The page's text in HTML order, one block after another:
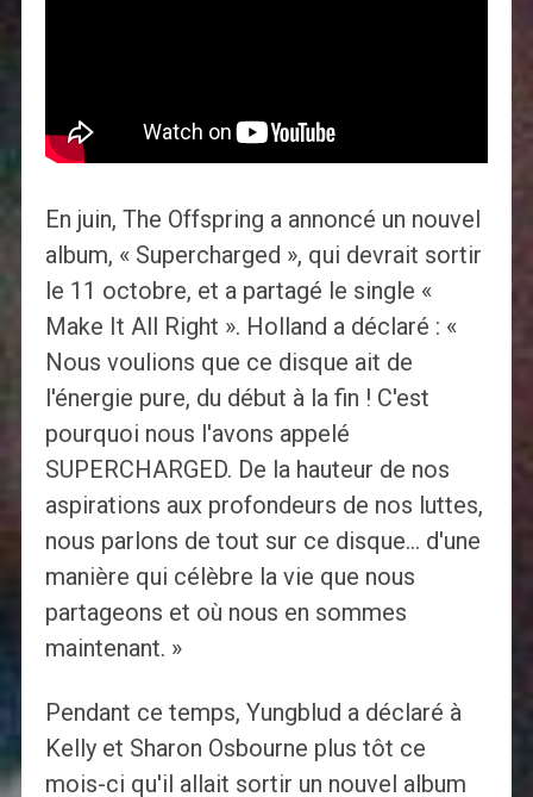
En juin, The Offspring a annoncé un nouvel
album, « Supercharged », qui devrait sortir
le 11 octobre, et a partagé le single «
Make It All Right ». Holland a déclaré : «
Nous voulions que ce disque ait de
l'énergie pure, du début à la fin ! C'est
pourquoi nous l'avons appelé
SUPERCHARGED. De la hauteur de nos
aspirations aux profondeurs de nos luttes,
nous parlons de tout sur ce disque… d'une
manière qui célèbre la vie que nous
partageons et où nous en sommes
maintenant. »
Pendant ce temps, Yungblud a déclaré à
Kelly et Sharon Osbourne plus tôt ce
mois-ci qu'il allait sortir un nouvel album